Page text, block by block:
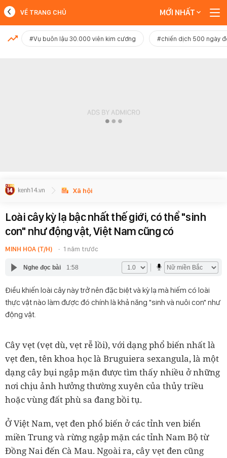
MỚI NHẤT
VỀ TRANG CHỦ MỚI NHẤT
#Vụ buôn lậu 30.000 viên kim cương #chiến dịch 500 ngày
Xã hội
Loài cây kỳ lạ bậc nhất thế giới, có thể "sinh
con" như động vật, Việt Nam cũng có
MINH HOA (T/H) 1 năm trước
Nghe đọc bài 1:58
Điều khiến loài cây này trở nên đặc biệt và kỳ lạ mà hiếm có loài
thực vật nào làm được đó chính là khả năng "sinh và nuôi con" như
động vật.
Cây vẹt (vẹt dù, vẹt rễ lồi), với dạng phổ biến nhất là
vẹt đen, tên khoa học là Bruguiera sexangula, là một
dạng cây bụi ngập mặn được tìm thấy nhiều ở những
nơi chịu ảnh hưởng thường xuyên của thủy triều
hoặc vùng đất phù sa đang bồi tụ.
Ở Việt Nam, vẹt đen phổ biến ở các tỉnh ven biển
miền Trung và rừng ngập mặn các tỉnh Nam Bộ từ
Đồng Nai đến Cà Mau. Ngoài ra, cây vẹt đen cũng